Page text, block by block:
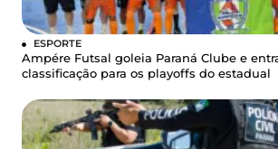
ESPORTE
Ampére Futsal goleia Paraná Clube e
classificação para os playoffs do estadual